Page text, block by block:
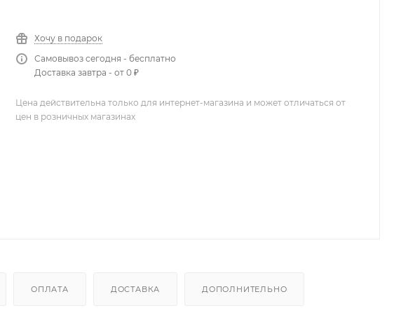
Хочу в подарок
Самовывоз сегодня - бесплатно
Доставка завтра - от 0 ₽
Цена действительна только для интернет-магазина и может отличаться от
цен в розничных магазинах
ОПЛАТА ДОСТАВКА ДОПОЛНИТЕЛЬНО